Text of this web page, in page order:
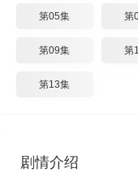
第05集 第
第09集 第
第13集
剧情介绍